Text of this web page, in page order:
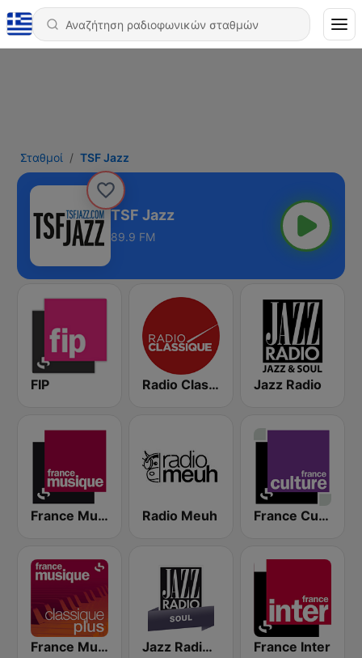
Σταθμοί TSF Jazz
TSF Jazz
89.9 FM
FIP Radio Classique Jazz Radio
France Musique Radio Meuh France Culture
France Musique Classique Plus Jazz Radio Soul France Inter